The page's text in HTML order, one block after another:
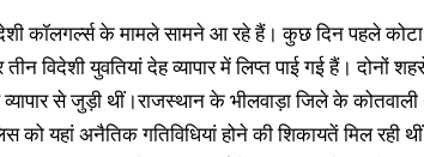
कॉलगर्ल्स के मामले सामने आ रहे हैं। कुछ दिन पहले
विदेशी युवतियां देह व्यापार में लिप्त पाई गई हैं। दोनों
से जुड़ी थीं।राजस्थान के भीलवाड़ा जिले के कोतवाली
को यहां अनैतिक गतिविधियां होने की शिकायतें मिल रही